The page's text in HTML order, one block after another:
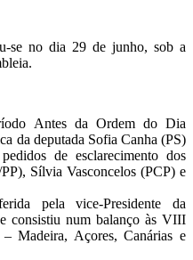
se no dia 29 de junho, sob a
Antes da Ordem do Dia
da deputada Sofia Canha (PS)
de esclarecimento dos
Sílvia Vasconcelos (PCP) e
pela vice-Presidente da
consistiu num balanço às VIII
– Madeira, Açores, Canárias e